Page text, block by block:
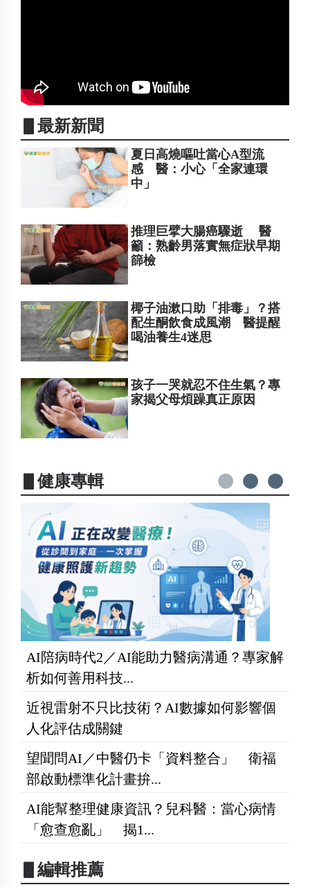
▋最新新聞
夏日高燒嘔吐當心A型流
感 醫：小心「全家連環
中」
推理巨擘大腸癌驟逝 醫
籲：熟齡男落實無症狀早期
篩檢
椰子油漱口助「排毒」？搭
配生酮飲食成風潮 醫提醒
喝油養生4迷思
孩子一哭就忍不住生氣？專
家揭父母煩躁真正原因
▋健康專輯
AI陪病時代2／AI能助力醫病溝通？專家解
析如何善用科技...
近視雷射不只比技術？AI數據如何影響個
人化評估成關鍵
望聞問AI／中醫仍卡「資料整合」 衛福
部啟動標準化計畫拚...
AI能幫整理健康資訊？兒科醫：當心病情
「愈查愈亂」 揭1...
▋編輯推薦